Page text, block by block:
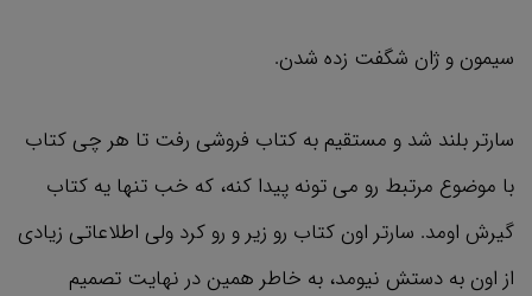
سیمون و ژان شگفت زده شدن.
سارتر بلند شد و مستقیم به کتاب فروشی رفت تا هر چی کتاب
با موضوع مرتبط رو می تونه پیدا کنه، که خب تنها یه کتاب
گیرش اومد. سارتر اون کتاب رو زیر و رو کرد ولی اطلاعاتی زیادی
از اون به دستش نیومد، به خاطر همین در نهایت تصمیم